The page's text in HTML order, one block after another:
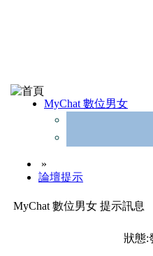
MyChat 數位男女
»
論壇提示
MyChat 數位男女 提示訊息
狀態: